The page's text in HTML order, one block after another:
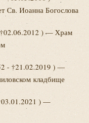
Св. Иоанна Богослова
) — Храм
- †21.02.2019 ) —
кладбище
) —